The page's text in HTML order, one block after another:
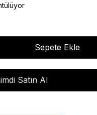
Sepete Ekle
Satın Al